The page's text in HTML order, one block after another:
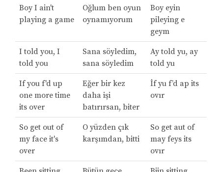
Boy I ain't
playing a game
Oğlum ben oyun
oynamıyorum
Boy eyin
pileying e
geym
I told you, I
told you
Sana söyledim,
sana söyledim
Ay told yu, ay
told yu
If you f'd up
one more time
its over
Eğer bir kez
daha işi
batırırsan, biter
İf yu f’d ap its
ovır
So get out of
my face it's
over
O yüzden çık
karşımdan, bitti
So get aut of
may feys its
ovır